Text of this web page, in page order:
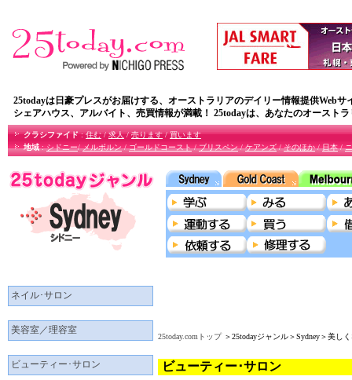
25todayは日豪プレスがお届けする、オーストラリアのデイリー情報提供Webサ
シェアハウス、アルバイト、売買情報が満載！ 25todayは、あなたのオースト
クラシファイド:住む/求人/売ります/買います
地域:シドニー/メルボルン/ゴールドコースト/ブリスペン/ケアンズ/そのほか/日本/
ネイル･サロン
美容室／理容室
ビューティー･サロン
25today.comトップ＞25todayジャンル＞Sydney＞美し
ビューティー･サロン